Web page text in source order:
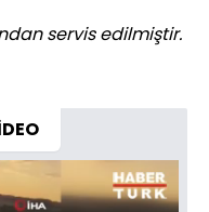
servis edilmiştir.